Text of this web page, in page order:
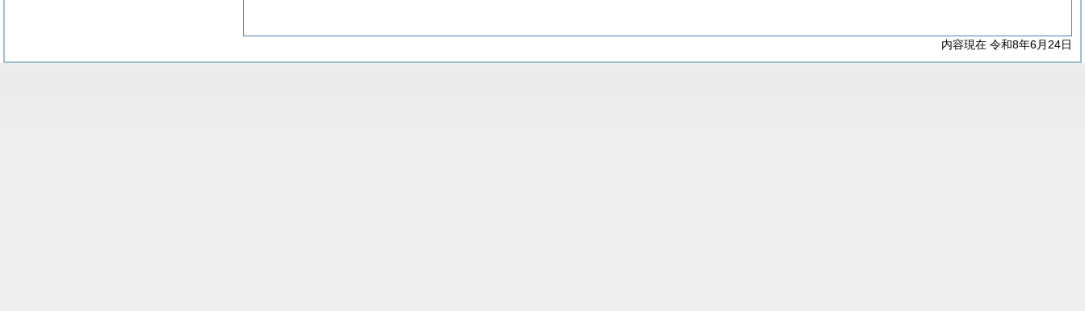
内容現在 令和8年6月24日